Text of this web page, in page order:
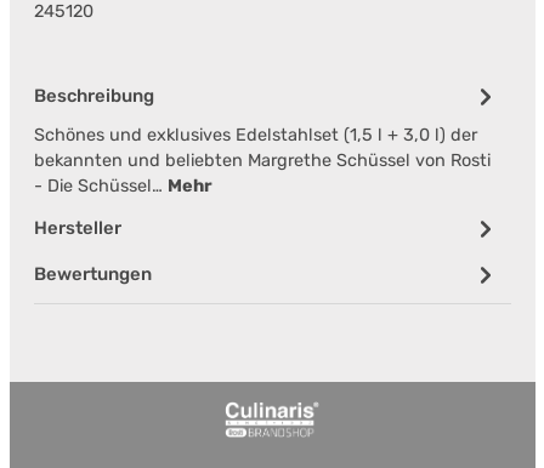
245120
Beschreibung
Schönes und exklusives Edelstahlset (1,5 l + 3,0 l) der
bekannten und beliebten Margrethe Schüssel von Rosti
- Die Schüssel… Mehr
Hersteller
Bewertungen